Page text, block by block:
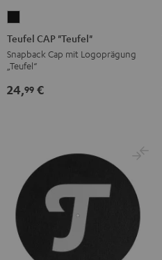
CAP
"Teufel"
Schwarz
Teufel CAP "Teufel"
Snapback Cap mit Logoprägung
„Teufel“
24,99 €